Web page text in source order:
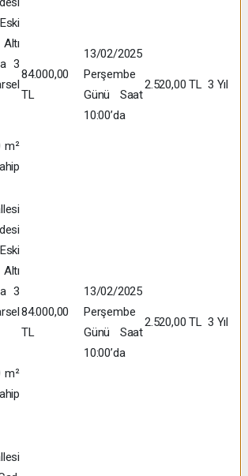
3
m²
84.000,00
TL
13/02/2025
Perşembe
Günü Saat
10:00’da
2.520,00 TL 3 Yıl
3
m²
84.000,00
TL
13/02/2025
Perşembe
Günü Saat
10:00’da
2.520,00 TL 3 Yıl